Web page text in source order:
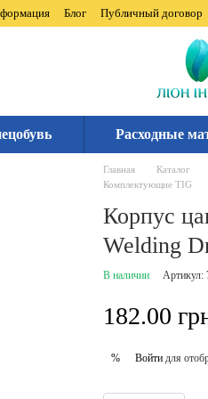
Блог Публичный договор
Расходные
Главная Каталог
Комплектующие TIG
Корпус
Welding
В наличии Артикул:
182.00
% Войтидля